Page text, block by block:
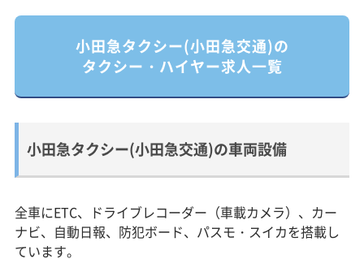
小田急タクシー(小田急交通)の
タクシー・ハイヤー求人一覧
小田急タクシー(小田急交通)の車両設備
全車にETC、ドライブレコーダー（車載カメラ）、カー
ナビ、自動日報、防犯ボード、パスモ・スイカを搭載し
ています。